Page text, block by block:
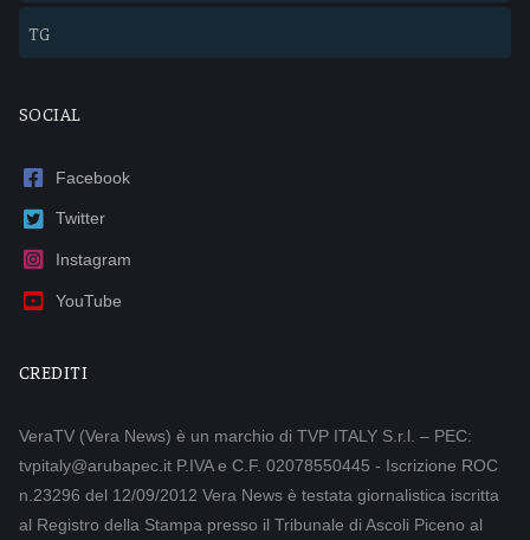
TG
SOCIAL
Facebook
Twitter
Instagram
YouTube
CREDITI
VeraTV (Vera News) è un marchio di TVP ITALY S.r.l. – PEC:
tvpitaly@arubapec.it P.IVA e C.F. 02078550445 - Iscrizione ROC
n.23296 del 12/09/2012 Vera News è testata giornalistica iscritta
al Registro della Stampa presso il Tribunale di Ascoli Piceno al